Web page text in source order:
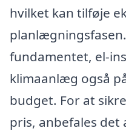
hvilket kan tilføje
fundamentet, el-
klimaanlæg også
budget. For at
pris, anbefales